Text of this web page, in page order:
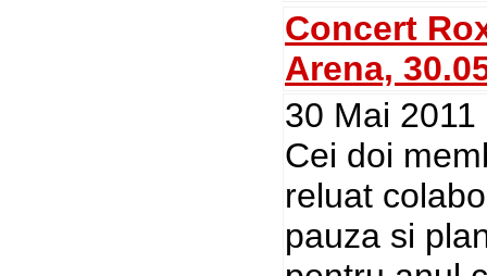
Concert
Arena,
30 Mai
Cei doi
reluat
pauza si